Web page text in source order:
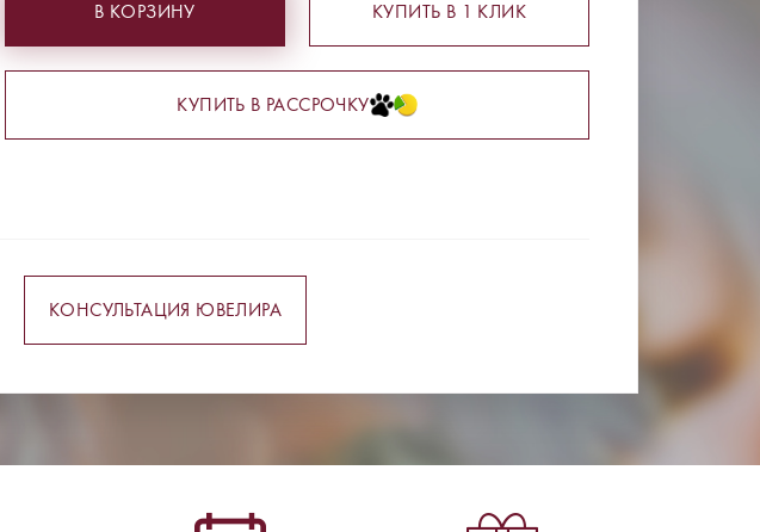
В КОРЗИНУ
КУПИТЬ В РАССРОЧКУ
КУПИТЬ В 1 КЛИК
КОНСУЛЬТАЦИЯ ЮВЕЛИРА